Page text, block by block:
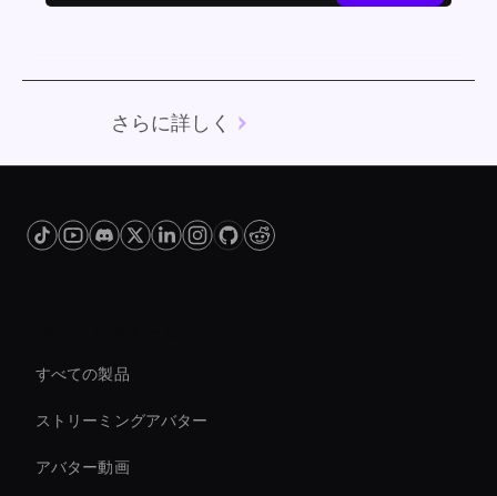
さらに詳しく
すべての製品
ストリーミングアバター
アバター動画